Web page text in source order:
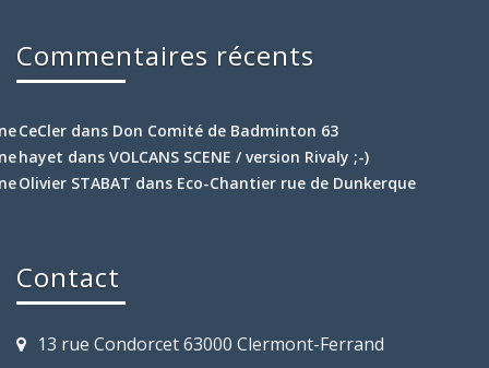
Commentaires récents
CeCler dans Don Comité de Badminton 63
hayet dans VOLCANS SCENE / version Rivaly ;-)
Olivier STABAT dans Eco-Chantier rue de Dunkerque
Contact
13 rue Condorcet 63000 Clermont-Ferrand